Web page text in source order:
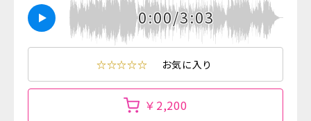
0:00/3:03
☆☆☆☆☆ お気に入り
￥2,200